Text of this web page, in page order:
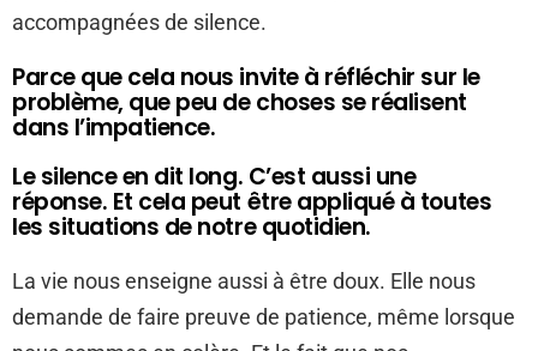
accompagnées de silence.
Parce que cela nous invite à réfléchir sur le
problème, que peu de choses se réalisent
dans l’impatience.
Le silence en dit long. C’est aussi une
réponse. Et cela peut être appliqué à toutes
les situations de notre quotidien.
La vie nous enseigne aussi à être doux. Elle nous
demande de faire preuve de patience, même lorsque